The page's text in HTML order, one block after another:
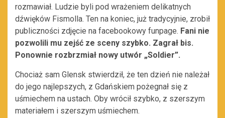
rozmawiał. Ludzie byli pod wrażeniem delikatnych
dźwięków Fismolla. Ten na koniec, już tradycyjnie, zrobił
publiczności zdjęcie na facebookowy funpage. Fani nie
pozwolili mu zejść ze sceny szybko. Zagrał bis.
Ponownie rozbrzmiał nowy utwór „Soldier”.
Chociaż sam Glensk stwierdził, że ten dzień nie należał
do jego najlepszych, z Gdańskiem pożegnał się z
uśmiechem na ustach. Oby wrócił szybko, z szerszym
materiałem i szerszym uśmiechem.